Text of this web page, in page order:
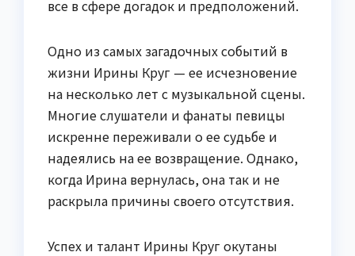
все в сфере догадок и предположений.
Одно из самых загадочных событий в
жизни Ирины Круг — ее исчезновение
на несколько лет с музыкальной сцены.
Многие слушатели и фанаты певицы
искренне переживали о ее судьбе и
надеялись на ее возвращение. Однако,
когда Ирина вернулась, она так и не
раскрыла причины своего отсутствия.
Успех и талант Ирины Круг окутаны